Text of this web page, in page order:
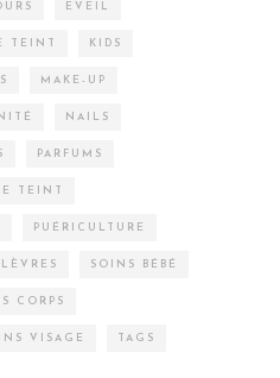
EVEIL
TEINT KIDS
MAKE-UP
NAILS
PARFUMS
TEINT
PUÉRICULTURE
SOINS BÉBÉ
CORPS
VISAGE TAGS